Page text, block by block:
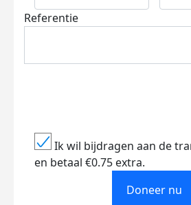
Referentie
Ik wil bijdragen aan de
en betaal €0.75 extra.
Doneer nu